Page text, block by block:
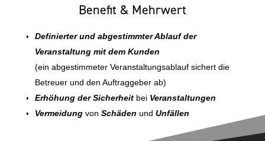
Benefit & Mehrwert
Definierter und abgestimmter Ablauf der
Veranstaltung mit dem Kunden
(ein abgestimmeter Veranstaltungsablauf sichert die
Betreuer und den Auftraggeber ab)
Erhöhung der Sicherheit bei Veranstaltungen
Vermeidung von Schäden und Unfällen